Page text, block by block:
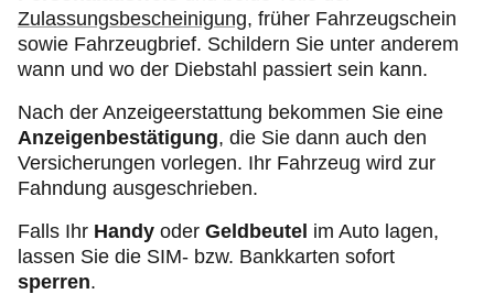
Zulassungsbescheinigung, früher Fahrzeugschein
sowie Fahrzeugbrief. Schildern Sie unter anderem
wann und wo der Diebstahl passiert sein kann.
Nach der Anzeigeerstattung bekommen Sie eine
Anzeigenbestätigung, die Sie dann auch den
Versicherungen vorlegen. Ihr Fahrzeug wird zur
Fahndung ausgeschrieben.
Falls Ihr Handy oder Geldbeutel im Auto lagen,
lassen Sie die SIM- bzw. Bankkarten sofort
sperren.